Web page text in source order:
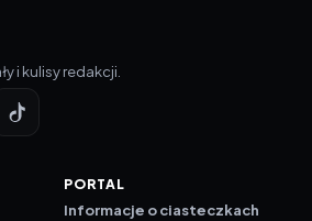
i kulisy redakcji.
PORTAL
Informacje o ciasteczkach